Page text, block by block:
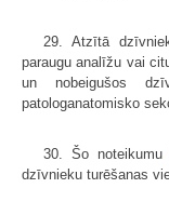
29. Atzītā
paraugu analīžu vai
un nobeigušos
patologanatomisko
30. Šo noteikumu
dzīvnieku turēšanas